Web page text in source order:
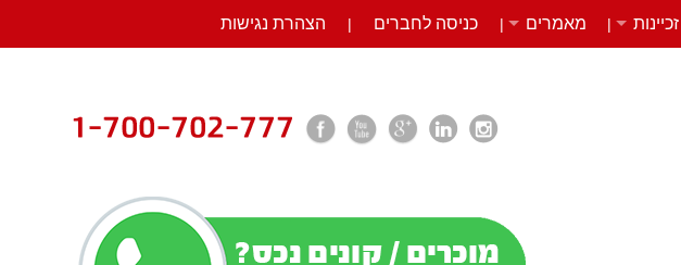
זכיינות | מאמרים | כניסה לחברים | הצהרת נגישות